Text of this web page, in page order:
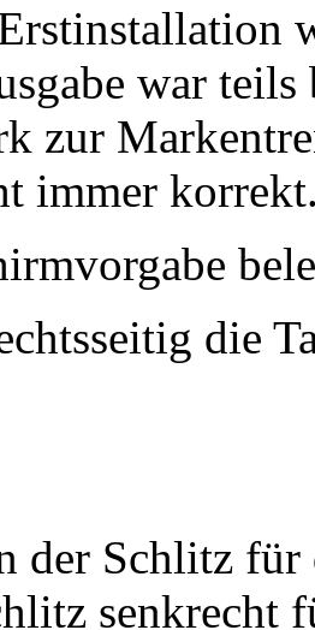
war
zur
immer
die
der Schlitz
senkrecht